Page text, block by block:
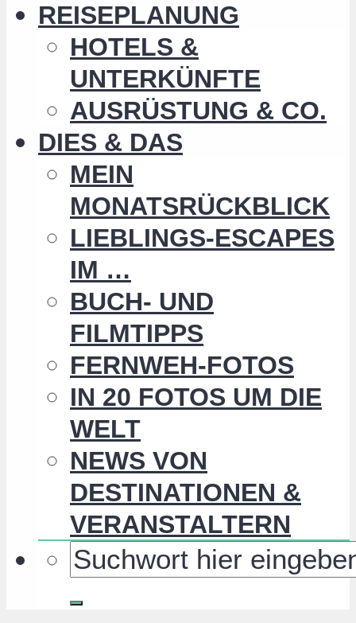
REISEPLANUNG
HOTELS &
UNTERKÜNFTE
AUSRÜSTUNG & CO.
DIES & DAS
MEIN
MONATSRÜCKBLICK
LIEBLINGS-ESCAPES
IM …
BUCH- UND
FILMTIPPS
FERNWEH-FOTOS
IN 20 FOTOS UM DIE
WELT
NEWS VON
DESTINATIONEN &
VERANSTALTERN